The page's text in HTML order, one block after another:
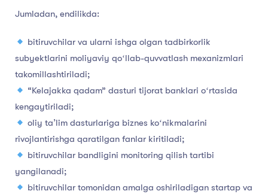
Jumladan, endilikda:
bitiruvchilar va ularni ishga olgan tadbirkorlik
subyektlarini moliyaviy qoʻllab-quvvatlash mexanizmlari
takomillashtiriladi;
“Kelajakka qadam” dasturi tijorat banklari oʻrtasida
kengaytiriladi;
oliy taʼlim dasturlariga biznes koʻnikmalarini
rivojlantirishga qaratilgan fanlar kiritiladi;
bitiruvchilar bandligini monitoring qilish tartibi
yangilanadi;
bitiruvchilar tomonidan amalga oshiriladigan startap va